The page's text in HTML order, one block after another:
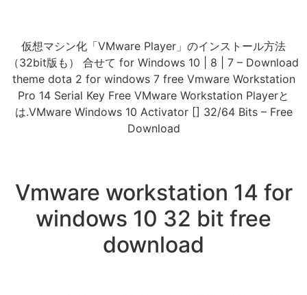
仮想マシン化「VMware Player」のインストール方法
（32bit版も） 合せて for Windows 10 | 8 | 7 – Download
theme dota 2 for windows 7 free Vmware Workstation
Pro 14 Serial Key Free VMware Workstation Playerと
は.VMware Windows 10 Activator [] 32/64 Bits – Free
Download
Vmware workstation 14 for
windows 10 32 bit free
download